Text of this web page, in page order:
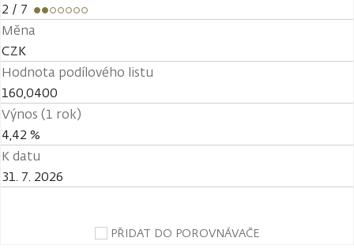
2 / 7
Měna
CZK
Hodnota podílového listu
160,0400
Výnos (1 rok)
4,42 %
K datu
31. 7. 2026
PŘIDAT DO POROVNÁVAČE